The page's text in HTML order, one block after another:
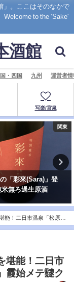
」。ここはそのなかで
to the ’Sake'
酒館
・四国 九州 運営者情
写楽/宮泉
関東
「彩來(Sara)」登
米無ろ過生原酒
能！二日市温泉「松原旅
堪能！二日市
霞始メテ靆ク